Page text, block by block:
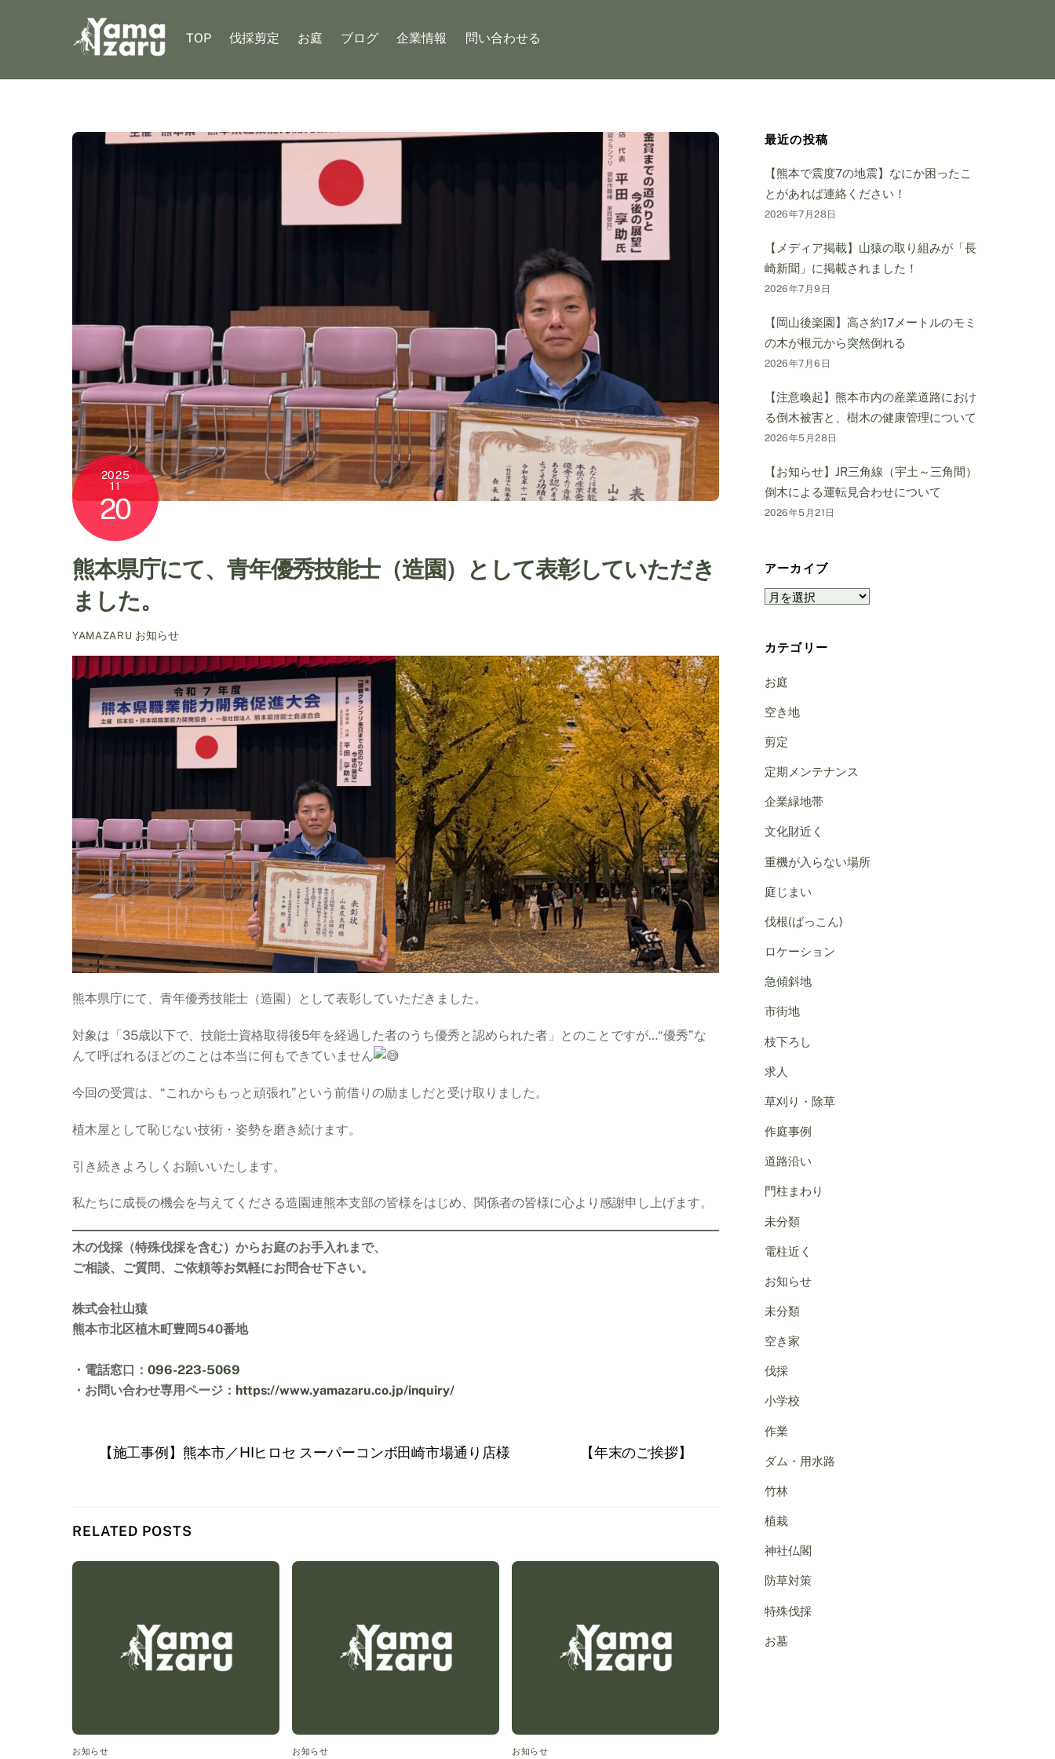
TOP 伐採剪定 お庭 ブログ 企業情報 問い合わせる
2025
11
20
熊本県庁にて、青年優秀技能士（造園）として表彰していただき
ました。
YAMAZARU お知らせ
熊本県庁にて、青年優秀技能士（造園）として表彰していただきました。
対象は「35歳以下で、技能士資格取得後5年を経過した者のうち優秀と認められた者」とのことですが…“優秀”な
んて呼ばれるほどのことは本当に何もできていません
今回の受賞は、“これからもっと頑張れ”という前借りの励ましだと受け取りました。
植木屋として恥じない技術・姿勢を磨き続けます。
引き続きよろしくお願いいたします。
私たちに成長の機会を与えてくださる造園連熊本支部の皆様をはじめ、関係者の皆様に心より感謝申し上げます。
木の伐採（特殊伐採を含む）からお庭のお手入れまで、
ご相談、ご質問、ご依頼等お気軽にお問合せ下さい。
株式会社山猿
熊本市北区植木町豊岡540番地
・電話窓口： 096-223-5069
・お問い合わせ専用ページ： https://www.yamazaru.co.jp/inquiry/
【施工事例】熊本市／HIヒロセ スーパーコンボ田崎市場通り店様 【年末のご挨拶】
RELATED POSTS
お知らせ お知らせ お知らせ
最近の投稿
【熊本で震度7の地震】なにか困ったこ
とがあれば連絡ください！
2026年7月28日
【メディア掲載】山猿の取り組みが「長
崎新聞」に掲載されました！
2026年7月9日
【岡山後楽園】高さ約17メートルのモミ
の木が根元から突然倒れる
2026年7月6日
【注意喚起】熊本市内の産業道路におけ
る倒木被害と、樹木の健康管理について
2026年5月28日
【お知らせ】JR三角線（宇土～三角間）
倒木による運転見合わせについて
2026年5月21日
アーカイブ
ア
イ
ブ
カテゴリー
お庭
空き地
剪定
定期メンテナンス
企業緑地帯
文化財近く
重機が入らない場所
庭じまい
伐根(ばっこん)
ロケーション
急傾斜地
市街地
枝下ろし
求人
草刈り・除草
作庭事例
道路沿い
門柱まわり
未分類
電柱近く
お知らせ
未分類
空き家
伐採
小学校
作業
ダム・用水路
竹林
植栽
神社仏閣
防草対策
特殊伐採
お墓